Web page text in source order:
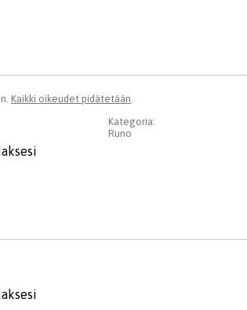
Kaikki oikeudet pidätetään.
Kategoria:
Runo